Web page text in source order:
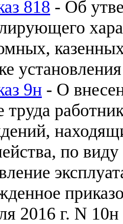
818 - Об
9н - О
труда
по
2016 г. N 10н